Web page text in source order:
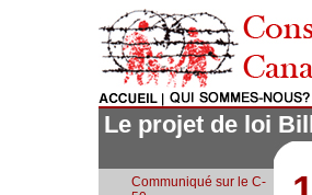
Le projet de loi
Communiqué sur le C-